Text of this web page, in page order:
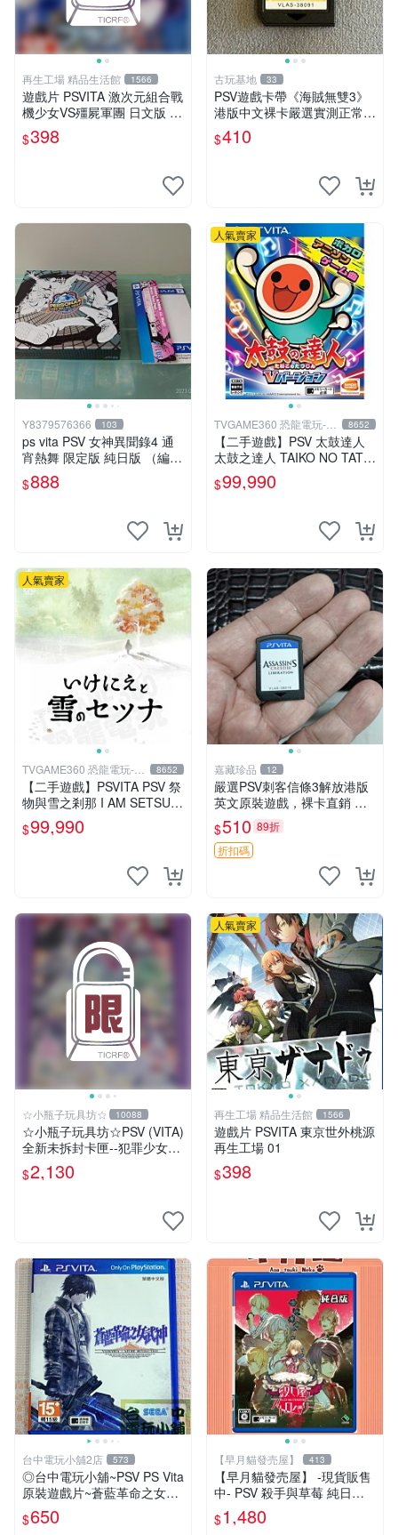
再生工場 精品生活館 1566
遊戲片 PSVITA 激次元組合戰
機少女VS殭屍軍團 日文版 再
生工場 01
$398
古玩基地 33
PSV遊戲卡帶《海賊無雙3》
港版中文裸卡嚴選實測正常
索尼PSV專用 港版直營 psv
海賊無雙 港版
$410
Y8379576366 103
ps vita PSV 女神異聞錄4 通
宵熱舞 限定版 純日版 （編號
17）
$888
人氣賣家
TVGAME360 恐龍電玩-台
中店
8652
【二手遊戲】PSV 太鼓達人
太鼓之達人 TAIKO NO TATS
UJIN V VERSION 中文版
【台中恐龍電玩】
$99,990
人氣賣家
TVGAME360 恐龍電玩-台
中店
8652
【二手遊戲】PSVITA PSV 祭
物與雪之剎那 I AM SETSUN
日文版【台中恐龍電玩】
$99,990
嘉藏珍品 12
嚴選PSV刺客信條3解放港版
英文原裝遊戲，裸卡直銷 刺
客信條3 游戲 港版游戲
$510 89折
折扣碼
☆小瓶子玩具坊☆ 10088
☆小瓶子玩具坊☆PSV (VITA)
全新未拆封卡匣--犯罪少女2
《Criminal Girls 2》限定版
(日版)
$2,130
人氣賣家
再生工場 精品生活館 1566
遊戲片 PSVITA 東京世外桃源
再生工場 01
$398
台中電玩小舖2店 573
◎台中電玩小舖~PSV PS Vita
原裝遊戲片~蒼藍革命之女武
神 中文版 中文版 ~650
$650
【早月貓發売屋】 413
【早月貓發売屋】 -現貨販售
中- PSV 殺手與草莓 純日版
日文版 ※戀愛×懸疑※ 戀愛AD
V遊戲
$1,480